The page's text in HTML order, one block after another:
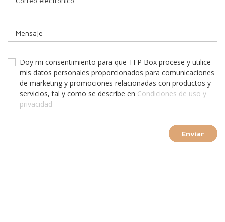
Doy mi consentimiento para que TFP Box procese y utilice
mis datos personales proporcionados para comunicaciones
de marketing y promociones relacionadas con productos y
servicios, tal y como se describe en Condiciones de uso y
privacidad
Enviar